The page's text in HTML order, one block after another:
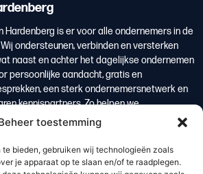
toestemming
te bieden, gebruiken wij technologieën zoals
je apparaat op te slaan en/of te raadplegen.
Hardenberg is er voor alle ondernemers in de
ondersteunen, verbinden en versterken
naast en achter het dagelijkse ondernemen
persoonlijke aandacht, gratis en
een sterk ondernemersnetwerk en
kennispartners. Zo helpen we
te krijgen, weloverwogen keuzes te maken
vormen de basis van de lokale economie
bron van welvaart voor de regio